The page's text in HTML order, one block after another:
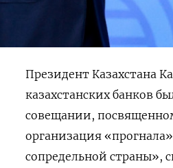
Президент Казахстана
казахстанских банков
совещании,
организация
сопредельной страны»,